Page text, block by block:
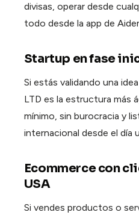
divisas, operar desde
todo desde la app de
Startup en fase
Si estás validando una
LTD es la estructura más
mínimo, sin burocracia y
internacional desde el día
Ecommerce con
USA
Si vendes productos o